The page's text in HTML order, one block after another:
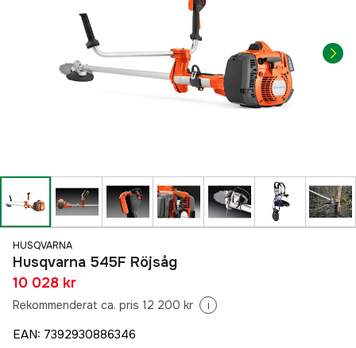
HUSQVARNA
Husqvarna 545F Röjsåg
10 028 kr
Rekommenderat ca. pris 12 200 kr i
EAN: 7392930886346